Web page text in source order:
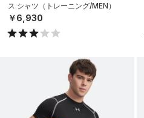
ス シャツ（トレーニング/MEN）
￥6,930